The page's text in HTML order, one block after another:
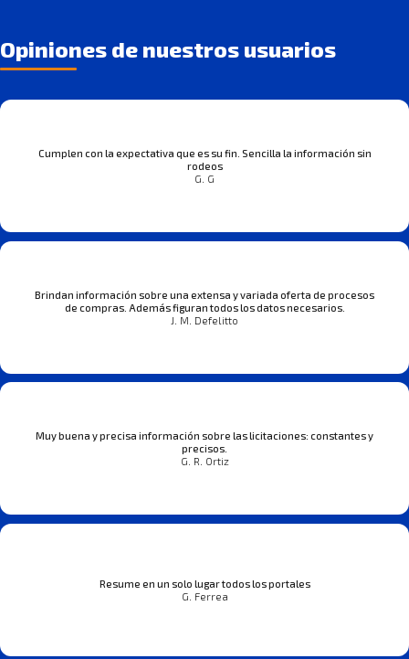
Opiniones de nuestros usuarios
Cumplen con la expectativa que es su fin. Sencilla la información sin
rodeos
G. G
Brindan información sobre una extensa y variada oferta de procesos
de compras. Además figuran todos los datos necesarios.
J. M. Defelitto
Muy buena y precisa información sobre las licitaciones: constantes y
precisos.
G. R. Ortiz
Resume en un solo lugar todos los portales
G. Ferrea